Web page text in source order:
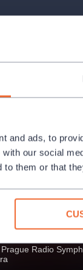
and ads, to
our social
to them or that
Radio